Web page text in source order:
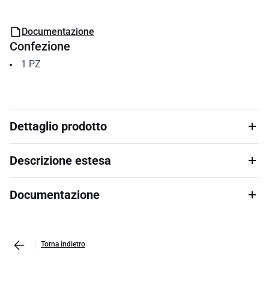
Documentazione
Confezione
1 PZ
Dettaglio prodotto
Descrizione estesa
Documentazione
Torna indietro